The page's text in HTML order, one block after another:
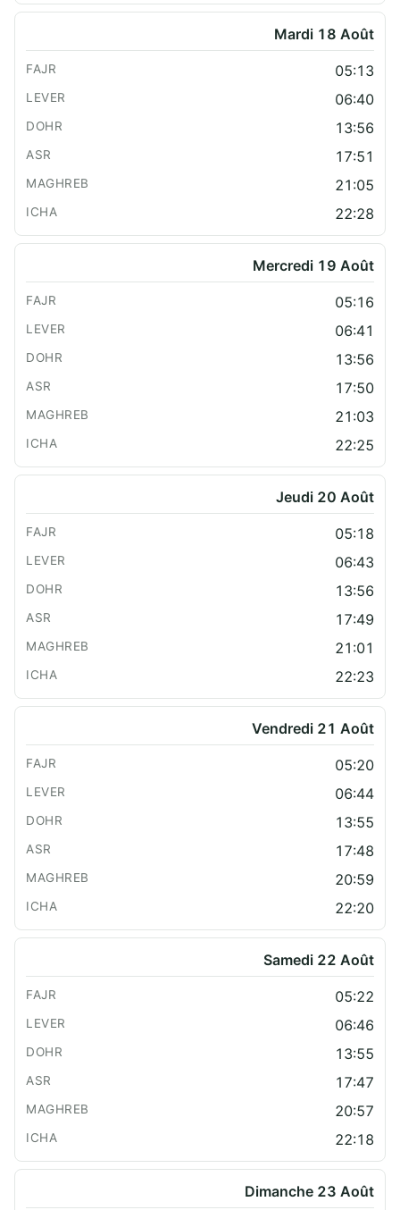
Mardi 18 Août
05:13
06:40
13:56
17:51
21:05
22:28
Mercredi 19 Août
05:16
06:41
13:56
17:50
21:03
22:25
Jeudi 20 Août
05:18
06:43
13:56
17:49
21:01
22:23
Vendredi 21 Août
05:20
06:44
13:55
17:48
20:59
22:20
Samedi 22 Août
05:22
06:46
13:55
17:47
20:57
22:18
Dimanche 23 Août